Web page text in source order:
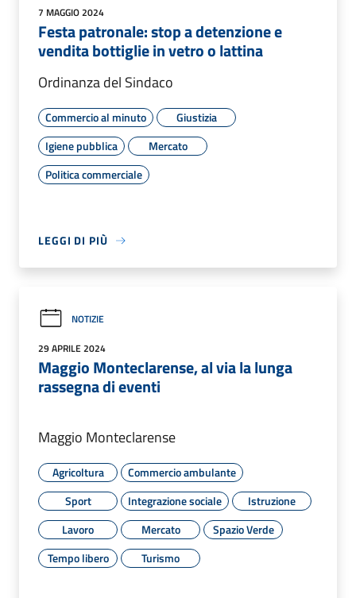
7 MAGGIO 2024
Festa patronale: stop a detenzione e
vendita bottiglie in vetro o lattina
Ordinanza del Sindaco
Commercio al minuto
Giustizia
Igiene pubblica
Mercato
Politica commerciale
LEGGI DI PIÙ
NOTIZIE
29 APRILE 2024
Maggio Monteclarense, al via la lunga
rassegna di eventi
Maggio Monteclarense
Agricoltura
Commercio ambulante
Sport
Integrazione sociale
Istruzione
Lavoro
Mercato
Spazio Verde
Tempo libero
Turismo